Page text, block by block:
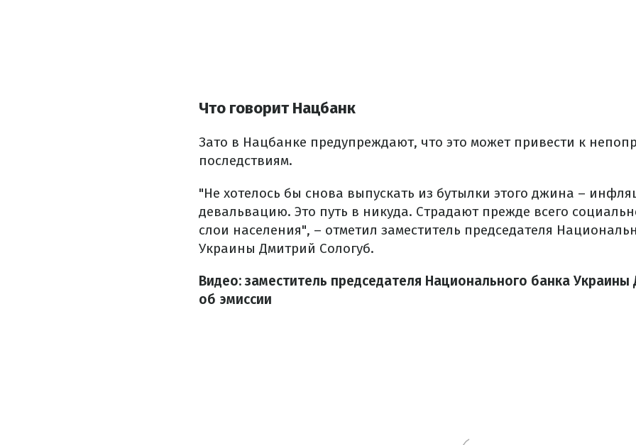
Что говорит Нацбанк
Зато в Нацбанке предупреждают, что это может привести к
последствиям.
"Не хотелось бы снова выпускать из бутылки этого джина –
девальвацию. Это путь в никуда. Страдают прежде всего
слои населения", – отметил заместитель председателя
Украины Дмитрий Сологуб.
Видео: заместитель председателя Национального банка
об эмиссии